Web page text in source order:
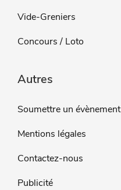
Vide-Greniers
Concours / Loto
Autres
Soumettre un évènement
Mentions légales
Contactez-nous
Publicité